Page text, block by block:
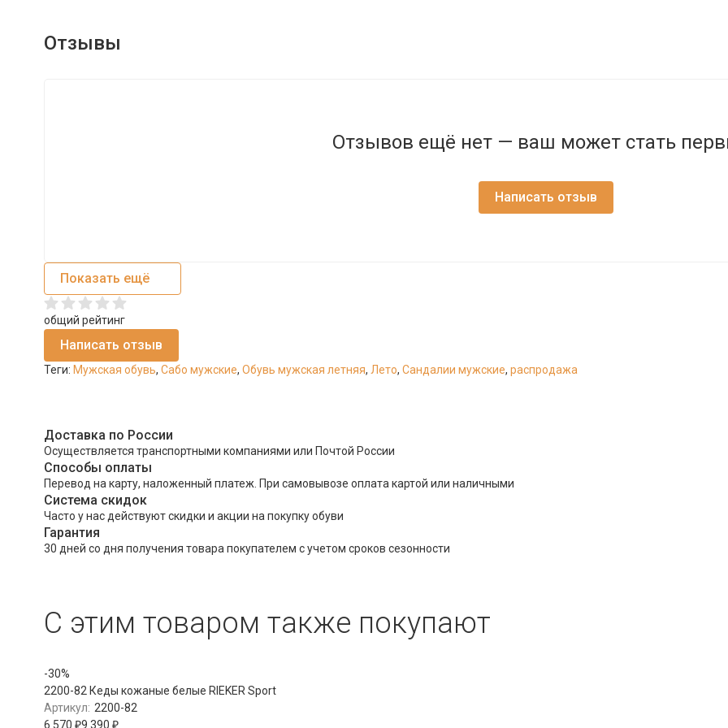
Отзывы
Отзывов ещё нет — ваш может стать
Написать отзыв
Показать ещё
общий рейтинг
Написать отзыв
Теги: Мужская обувь, Сабо мужские, Обувь мужская летняя, Лето, Сандалии мужские, распродажа
Доставка по России
Осуществляется транспортными компаниями или Почтой России
Способы оплаты
Перевод на карту, наложенный платеж. При самовывозе оплата картой или наличными
Система скидок
Часто у нас действуют скидки и акции на покупку обуви
Гарантия
30 дней со дня получения товара покупателем с учетом сроков сезонности
C этим товаром также покупают
-30%
2200-82 Кеды кожаные белые RIEKER Sport
Артикул: 2200-82
6 570 ₽9 390 ₽